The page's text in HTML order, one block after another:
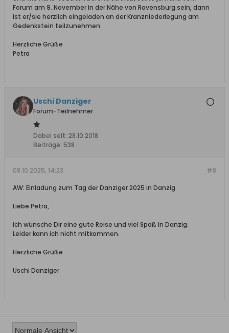
Forum am 9. November in der Nähe von Ravensburg sein, dann
ist er/sie herzlich eingeladen an der Kranzniederlegung am
Gedenkstein teilzunehmen.
Herzliche Grüße
Petra
Uschi Danziger
Forum-Teilnehmer
Dabei seit: 28.10.2018
Beiträge: 538
#8
08.10.2025, 14:23
AW: Einladung zum Tag der Danziger 2025 in Danzig
Liebe Petra,
ich wünsche Dir eine gute Reise und viel Spaß in Danzig.
Leider kann ich nicht mitkommen.
Herzliche Grüße
Uschi Danziger